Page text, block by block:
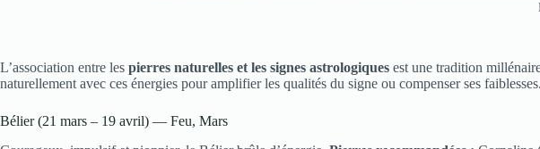
L’association entre les pierres naturelles et les signes astrologiques est une tradition
naturellement avec ces énergies pour amplifier les qualités du signe ou compenser ses
Bélier (21 mars – 19 avril) — Feu, Mars